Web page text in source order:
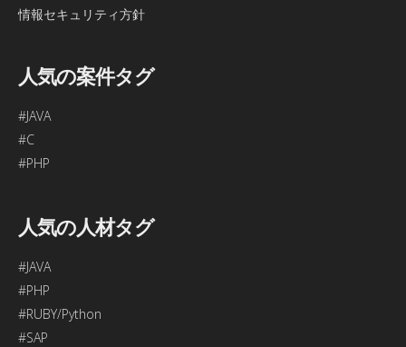
情報セキュリティ方針
人気の案件タグ
#JAVA
#C
#PHP
人気の人材タグ
#JAVA
#PHP
#RUBY/Python
#SAP